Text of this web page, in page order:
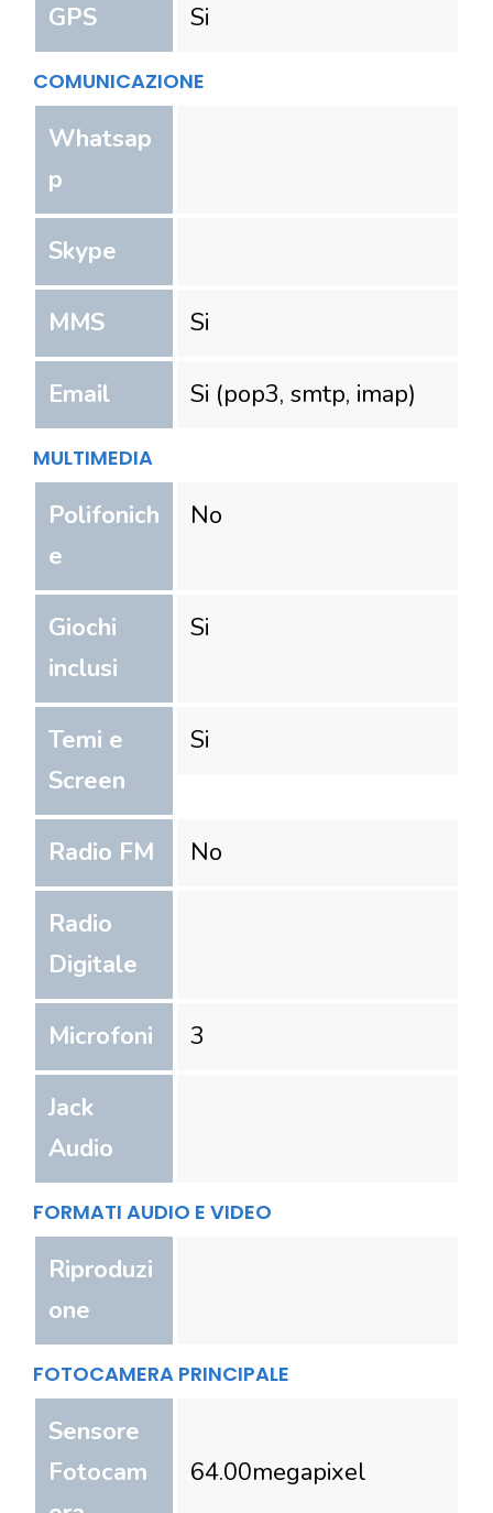
GPS Si
COMUNICAZIONE
Whatsap
p
Skype
MMS Si
Email Si (pop3, smtp, imap)
MULTIMEDIA
Polifonich
e
No
Giochi
inclusi
Si
Temi e
Screen
Si
Radio FM No
Radio
Digitale
Microfoni 3
Jack
Audio
FORMATI AUDIO E VIDEO
Riproduzi
one
FOTOCAMERA PRINCIPALE
Sensore
Fotocam
64.00megapixel